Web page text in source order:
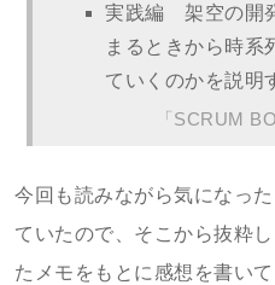
実践編 架空の開
まるときから時系
ていくのかを説明
「SCRUM
今回も読みながら気になっ
ていたので、そこから抜粋
たメモをもとに感想を書い